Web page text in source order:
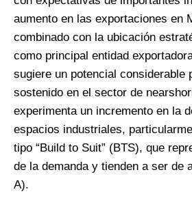
aumento en las exportaciones en
combinado con la ubicación
como principal entidad
sugiere un potencial considerable
sostenido en el sector de
experimenta un incremento en la
espacios industriales,
tipo “Build to Suit” (BTS), que
de la demanda y tienden a ser de
A).